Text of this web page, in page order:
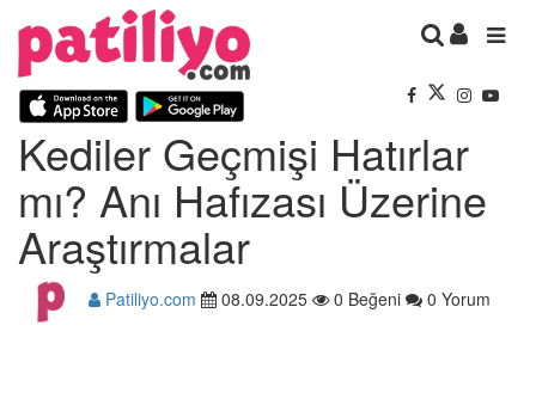
Kediler Geçmişi Hatırlar
mı? Anı Hafızası Üzerine
Araştırmalar
Patiliyo.com 08.09.2025 0 Beğeni 0 Yorum